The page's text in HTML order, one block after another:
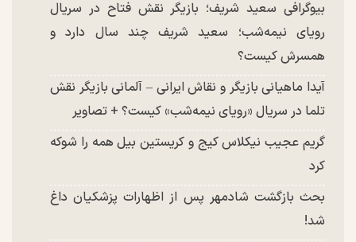
بیوگرافی سعید شریف؛ بازیگر نقش فتاح در سریال
رویای نیمه‌شب؛ سعید شریف چند سال دارد و
همسرش کیست؟
آیدا ماهیانی بازیگر و نقاش ایرانی – آلمانی بازیگر نقش
تلما در سریال «رویای نیمه‌شب» کیست؟ + تصاویر
گریم عجیب نیکلاس کیج و کریستین بیل همه را شوکه
کرد
بحث بازگشت شادمهر پس از اظهارات پزشکیان داغ
شد!